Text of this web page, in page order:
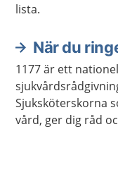
lista.
När du
1177 är ett
Sjuksköterskorna
vård, ger dig råd